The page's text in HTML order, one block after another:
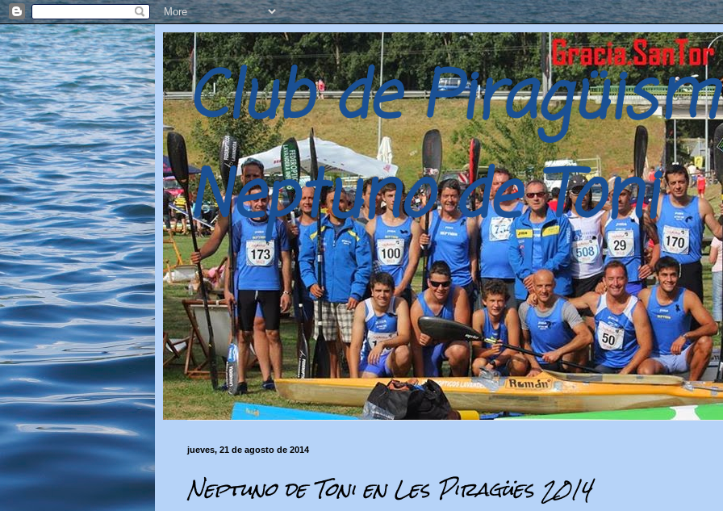
Club de
Neptuno de Toni
jueves, 21 de agosto de 2014
Neptuno de Toni en Les Piragües 2014